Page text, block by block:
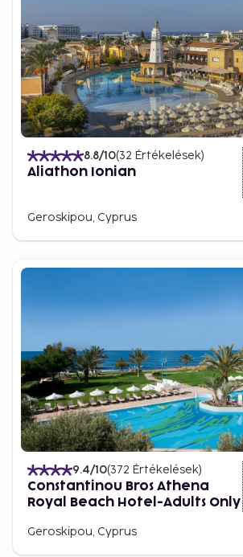
8.8/10(32 Értékelések)
Aliathon Ionian
Geroskipou, Cyprus
9.4/10(372 Értékelések)
Constantinou Bros Athena
Royal Beach Hotel-Adults Only
Geroskipou, Cyprus